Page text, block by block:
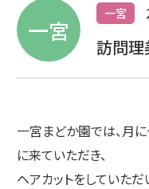
一宮
一宮
訪問理
一宮まどか園では、月
に来ていただき、
ヘアカットをしていただ